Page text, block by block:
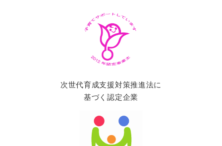
次世代育成支援対策推進法に
基づく認定企業